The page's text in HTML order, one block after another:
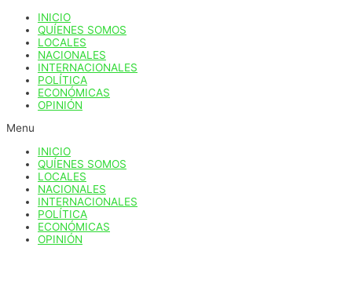
contenido
INICIO
QUÍENES SOMOS
LOCALES
NACIONALES
INTERNACIONALES
POLÍTICA
ECONÓMICAS
OPINIÓN
Menu
INICIO
QUÍENES SOMOS
LOCALES
NACIONALES
INTERNACIONALES
POLÍTICA
ECONÓMICAS
OPINIÓN